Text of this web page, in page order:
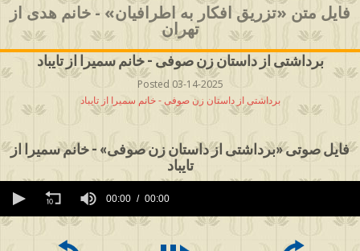
فایل متن «تزریق افکار به اطرافیان» - خانم هدی از
تهران
برداشتی از داستان زن صوفی - خانم سمیرا از تایباد
Posted 03-14-2025
برداشتی از داستان زن صوفی - خانم سمیرا از تایباد
فایل صوتی «برداشتی از داستان زن صوفی» - خانم سمیرا از
تایباد
seconds
0
00:00 00:00